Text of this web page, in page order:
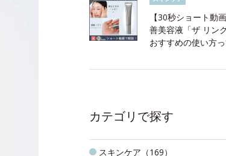
【30秒ショート動
善美容液「ザ リン
おすすめの使い方
カテゴリで探す
スキンケア（169）